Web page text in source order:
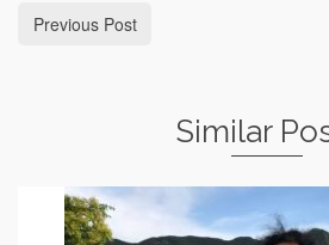
Previous Post
Similar